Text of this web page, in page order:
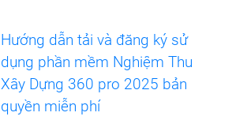
Hướng dẫn tải và đăng ký sử
dụng phần mềm Nghiệm Thu
Xây Dựng 360 pro 2025 bản
quyền miễn phí